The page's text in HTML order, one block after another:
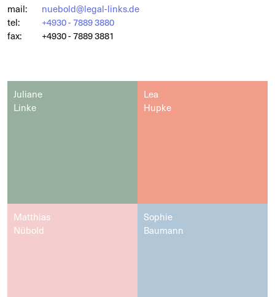
mail:
nuebold@legal-links.de
tel:
+4930 - 7889 3880
fax:
+4930 - 7889 3881
Juliane
Linke
Lea
Hupke
Matthias
Nübold
Sophie
Baumann